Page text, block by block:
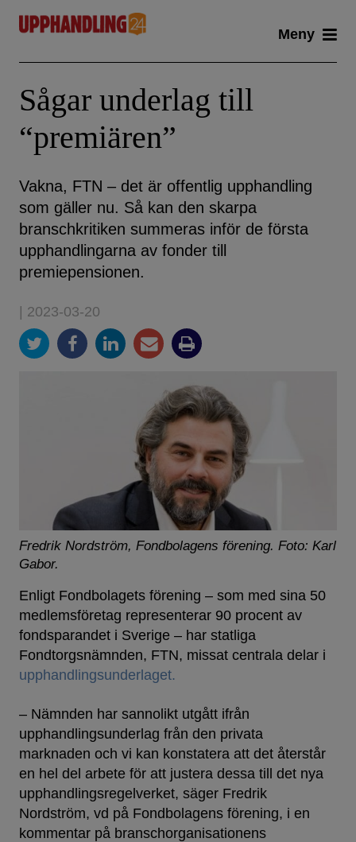
content
Meny
Sågar underlag till
“premiären”
Vakna, FTN – det är offentlig upphandling
som gäller nu. Så kan den skarpa
branschkritiken summeras inför de första
upphandlingarna av fonder till
premiepensionen.
| 2023-03-20
Fredrik Nordström, Fondbolagens förening. Foto: Karl
Gabor.
Enligt Fondbolagets förening – som med sina 50
medlemsföretag representerar 90 procent av
fondsparandet i Sverige – har statliga
Fondtorgsnämnden, FTN, missat centrala delar i
upphandlingsunderlaget.
– Nämnden har sannolikt utgått ifrån
upphandlingsunderlag från den privata
marknaden och vi kan konstatera att det återstår
en hel del arbete för att justera dessa till det nya
upphandlingsregelverket, säger Fredrik
Nordström, vd på Fondbolagens förening, i en
kommentar på branschorganisationens